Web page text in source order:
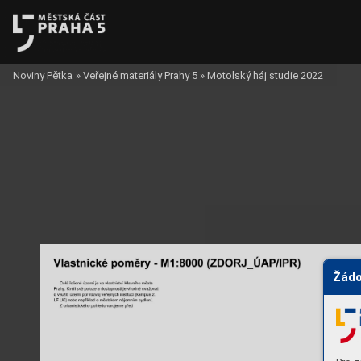
Noviny Pětka » Veřejné materiály Prahy 5 » Motolský háj studie 2022